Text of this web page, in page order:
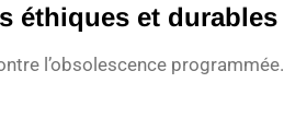
éthiques et durables
l’obsolescence programmée.